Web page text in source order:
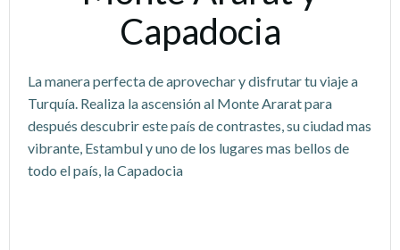
Capadocia
La manera perfecta de aprovechar y disfrutar tu viaje a
Turquía. Realiza la ascensión al Monte Ararat para
después descubrir este país de contrastes, su ciudad mas
vibrante, Estambul y uno de los lugares mas bellos de
todo el país, la Capadocia